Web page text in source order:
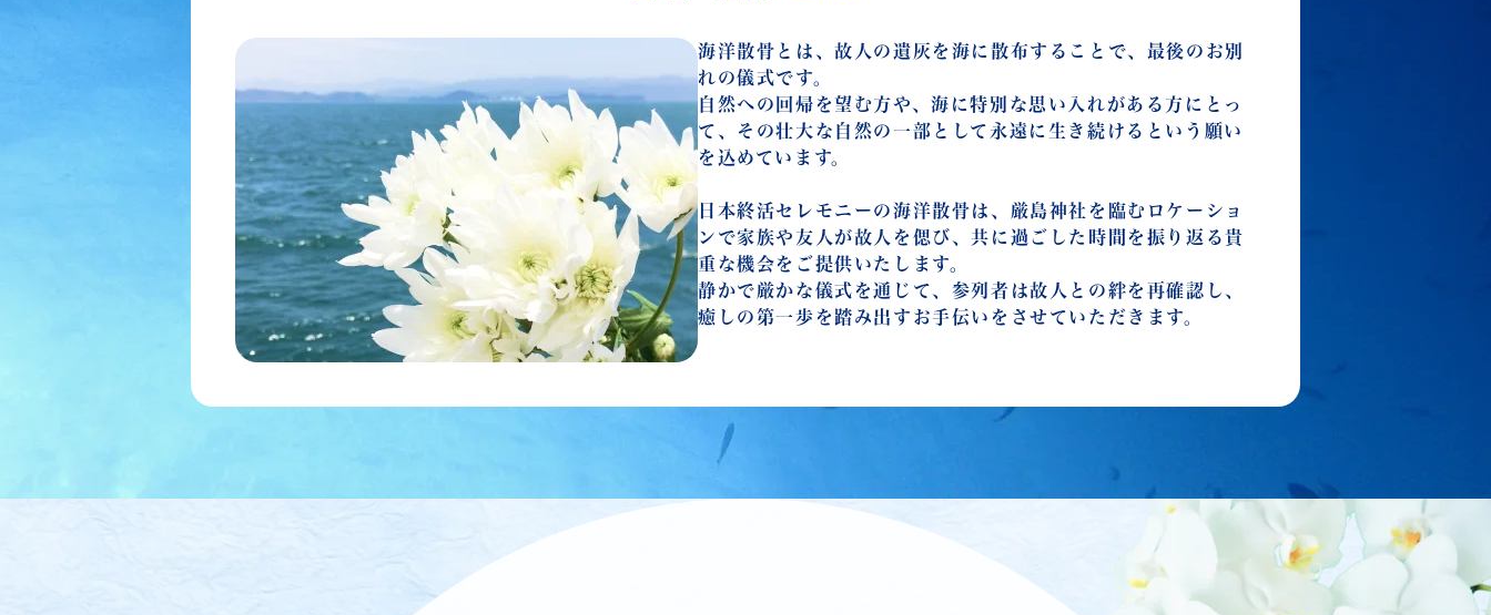
海洋散骨とは、故人の遺灰を海に散布することで、最後のお別
れの儀式です。
自然への回帰を望む方や、海に特別な思い入れがある方にとっ
て、その壮大な自然の一部として永遠に生き続けるという願い
を込めています。
日本終活セレモニーの海洋散骨は、厳島神社を臨むロケーショ
ンで家族や友人が故人を偲び、共に過ごした時間を振り返る貴
重な機会をご提供いたします。
静かで厳かな儀式を通じて、参列者は故人との絆を再確認し、
癒しの第一歩を踏み出すお手伝いをさせていただきます。